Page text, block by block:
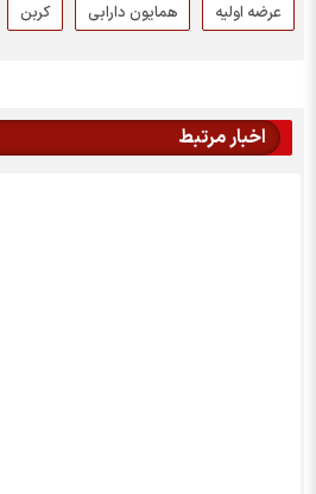
عرضه اولیه همایون دارابی کربن
اخبار مرتبط